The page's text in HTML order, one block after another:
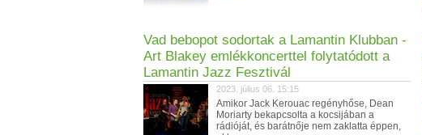
Vad bebopot sodortak a Lamantin Klubban -
Art Blakey emlékkoncerttel folytatódott a
Lamantin Jazz Fesztivál
2023. július 06. 15:15
Amikor Jack Kerouac regényhőse, Dean
Moriarty bekapcsolta a kocsijában a
rádióját, és barátnője nem zaklatta éppen,